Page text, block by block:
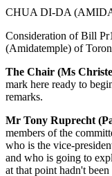
CHUA DI-DA
Consideration of Bill
(Amidatemple) of
The Chair (Ms
mark here ready to
remarks.
Mr Tony Ruprecht
members of the
who is the vice-
and who is going to
at that point hadn't been